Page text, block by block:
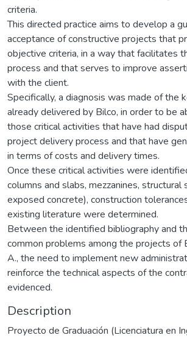
criteria.
This directed practice aims to develop a
acceptance of constructive projects that
objective criteria, in a way that facilitates
process and that serves to improve
with the client.
Specifically, a diagnosis was made of the
already delivered by Bilco, in order to be
those critical activities that have had
project delivery process and that have
in terms of costs and delivery times.
Once these critical activities were
columns and slabs, mezzanines, structural
exposed concrete), construction
existing literature were determined.
Between the identified bibliography and
common problems among the projects of
A., the need to implement new
reinforce the technical aspects of the
evidenced.
Description
Proyecto de Graduación (Licenciatura en